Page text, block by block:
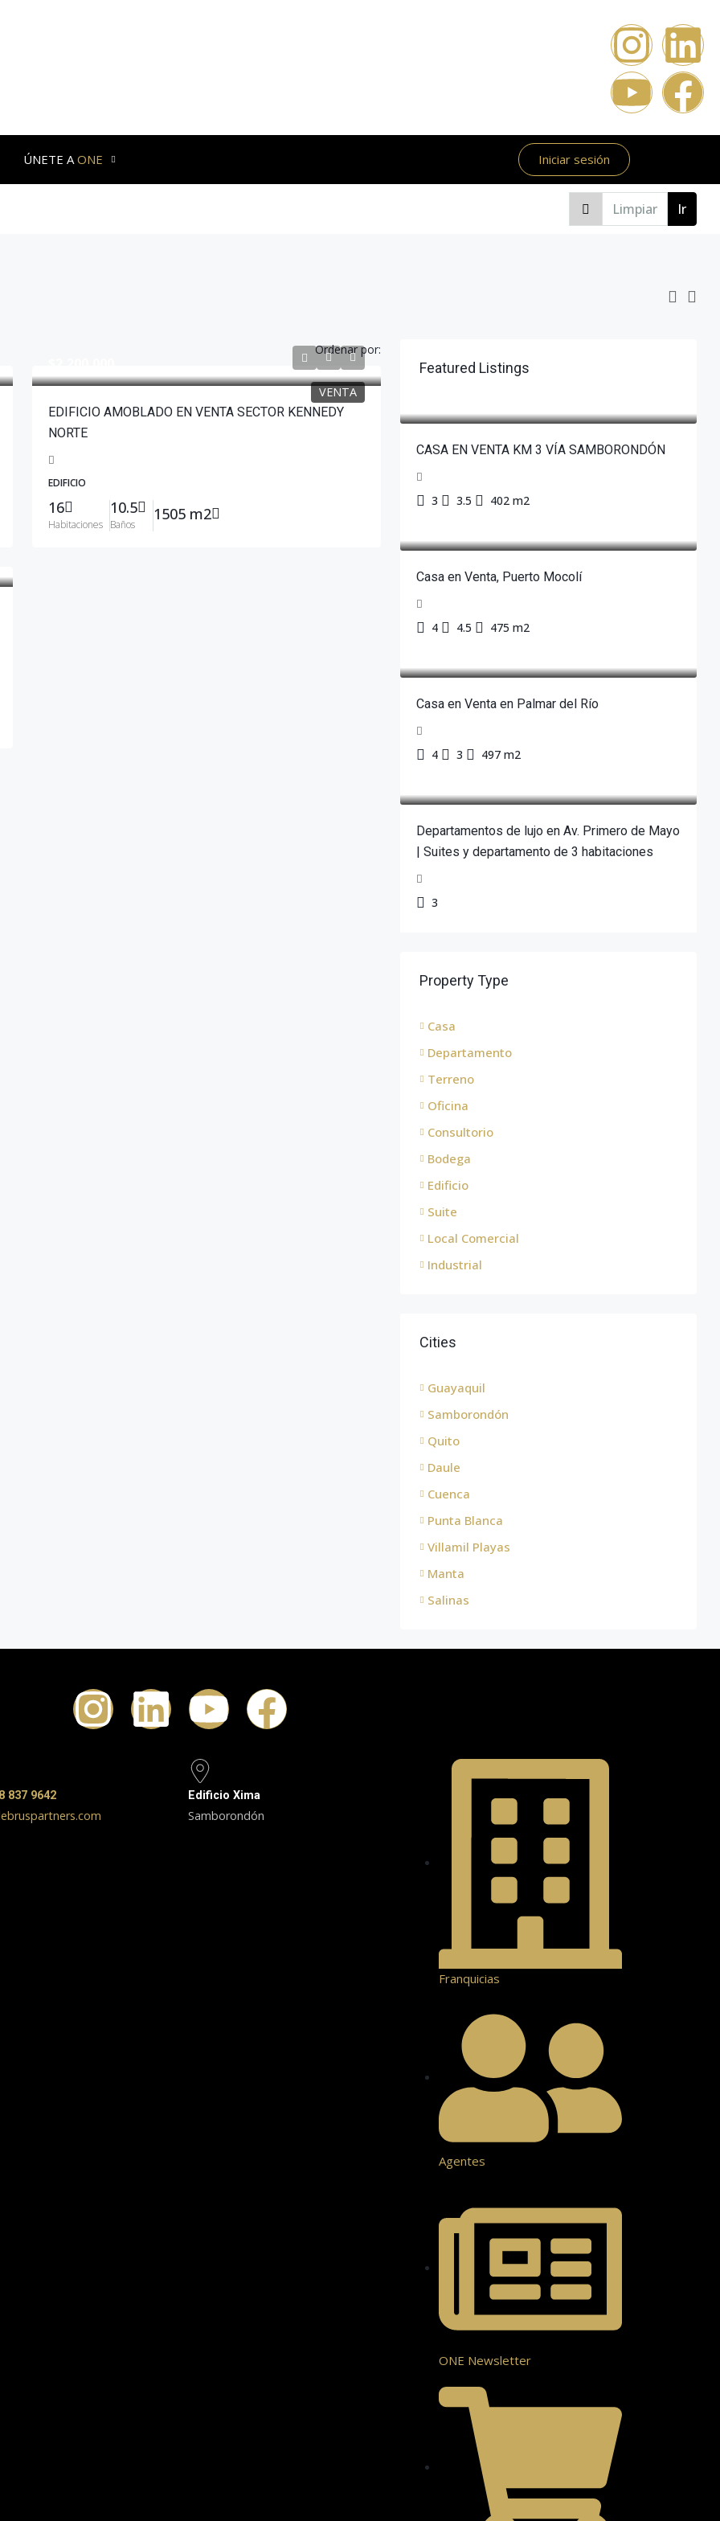
ÚNETE AONE Iniciar sesión
Limpiar Ir
Ordenar por:
VENTA
EDIFICIO AMOBLADO EN VENTA SECTOR KENNEDY
NORTE
EDIFICIO
16
Habitaciones
10.5
Baños
1505 m2
Featured Listings
CASA EN VENTA KM 3 VÍA SAMBORONDÓN
3 3.5 402 m2
Casa en Venta, Puerto Mocolí
4 4.5 475 m2
Casa en Venta en Palmar del Río
4 3 497 m2
Departamentos de lujo en Av. Primero de Mayo
| Suites y departamento de 3 habitaciones
3
Property Type
Casa
Departamento
Terreno
Oficina
Consultorio
Bodega
Edificio
Suite
Local Comercial
Industrial
Cities
Guayaquil
Samborondón
Quito
Daule
Cuenca
Punta Blanca
Villamil Playas
Manta
Salinas
837 9642 Edificio Xima
Samborondón
Franquicias
Agentes
ONE Newsletter